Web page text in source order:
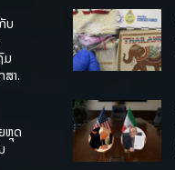
ບ
ມ
າ.
ຫຼຸດ